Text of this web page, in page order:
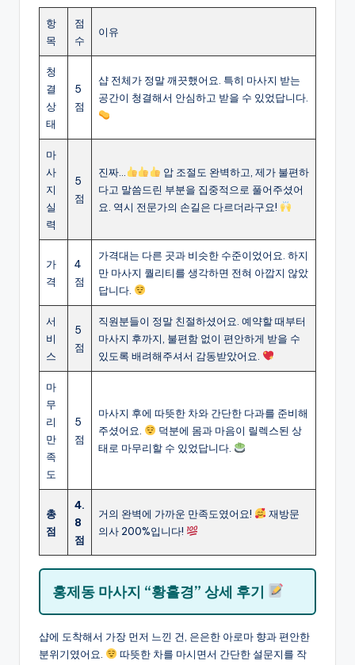
항
목
점
수
이유
청
결
상
태
5
점
샵 전체가 정말 깨끗했어요. 특히 마사지 받는
공간이 청결해서 안심하고 받을 수 있었답니다.
마
사
지
실
력
5
점
진짜…
압 조절도 완벽하고, 제가 불편하
다고 말씀드린 부분을 집중적으로 풀어주셨어
요. 역시 전문가의 손길은 다르더라구요!
가
격
4
점
가격대는 다른 곳과 비슷한 수준이었어요. 하지
만 마사지 퀄리티를 생각하면 전혀 아깝지 않았
답니다.
서
비
스
5
점
직원분들이 정말 친절하셨어요. 예약할 때부터
마사지 후까지, 불편함 없이 편안하게 받을 수
있도록 배려해주셔서 감동받았어요.
마
무
리
만
족
도
5
점
마사지 후에 따뜻한 차와 간단한 다과를 준비해
주셨어요.
덕분에 몸과 마음이 릴렉스된 상
태로 마무리할 수 있었답니다.
총
점
4.
8
점
거의 완벽에 가까운 만족도였어요!
재방문
의사 200%입니다!
홍제동 마사지 “황홀경” 상세 후기
샵에 도착해서 가장 먼저 느낀 건, 은은한 아로마 향과 편안한
분위기였어요.
따뜻한 차를 마시면서 간단한 설문지를 작